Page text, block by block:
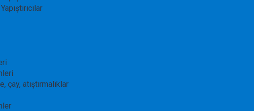
çay, atıştırmalıklar